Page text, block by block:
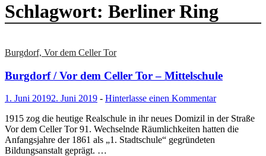
Schlagwort: Berliner Ring
Burgdorf, Vor dem Celler Tor
Burgdorf / Vor dem Celler Tor – Mittelschule
1. Juni 20192. Juni 2019 - Hinterlasse einen Kommentar
1915 zog die heutige Realschule in ihr neues Domizil in der Straße
Vor dem Celler Tor 91. Wechselnde Räumlichkeiten hatten die
Anfangsjahre der 1861 als „1. Stadtschule“ gegründeten
Bildungsanstalt geprägt. …